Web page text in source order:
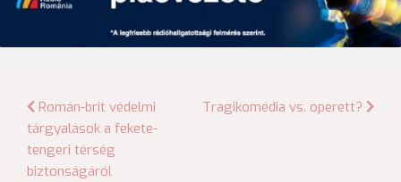
Bejegyzés
navigáció
Román-brit védelmi
tárgyalások a fekete-
tengeri térség
biztonságáról
Tragikomédia vs. operett?